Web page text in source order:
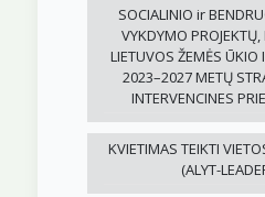
SOCIALINIO ir
VYKDYMO PROJEKTŲ,
LIETUVOS ŽEMĖS ŪKIO
2023–2027 METŲ
INTERVENCINES
KVIETIMAS TEIKTI
(ALYT-